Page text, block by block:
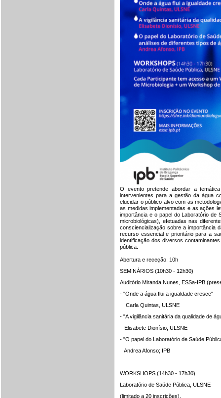
O evento pretende abordar a
intervenientes para a gestão da água
elucidar o público alvo com as
as medidas implementadas e as ações
importância e o papel do Laboratório de
microbiológicas), efetuadas nas
consciencialização sobre a importância
recurso essencial e prioritário para a
identificação dos diversos
pública.
Abertura e receção: 10h
SEMINÁRIOS (10h30 - 12h30)
Auditório Miranda Nunes, ESSa-IPB
- "Onde a água flui a igualdade cresce"
Carla Quintas, ULSNE
- "A vigilância sanitária da qualidade de
Elisabete Dionísio, ULSNE
- "O papel do Laboratório de Saúde
Andrea Afonso; IPB
WORKSHOPS (14h30 - 17h30)
Laboratório de Saúde Pública, ULSNE
(limitado a 20 inscrições).